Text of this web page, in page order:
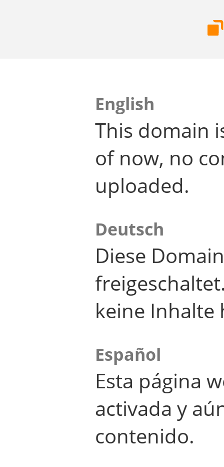
English
This domain
of now, no
uploaded.
Deutsch
Diese
keine Inhalte
Español
Esta página
activada y
contenido.